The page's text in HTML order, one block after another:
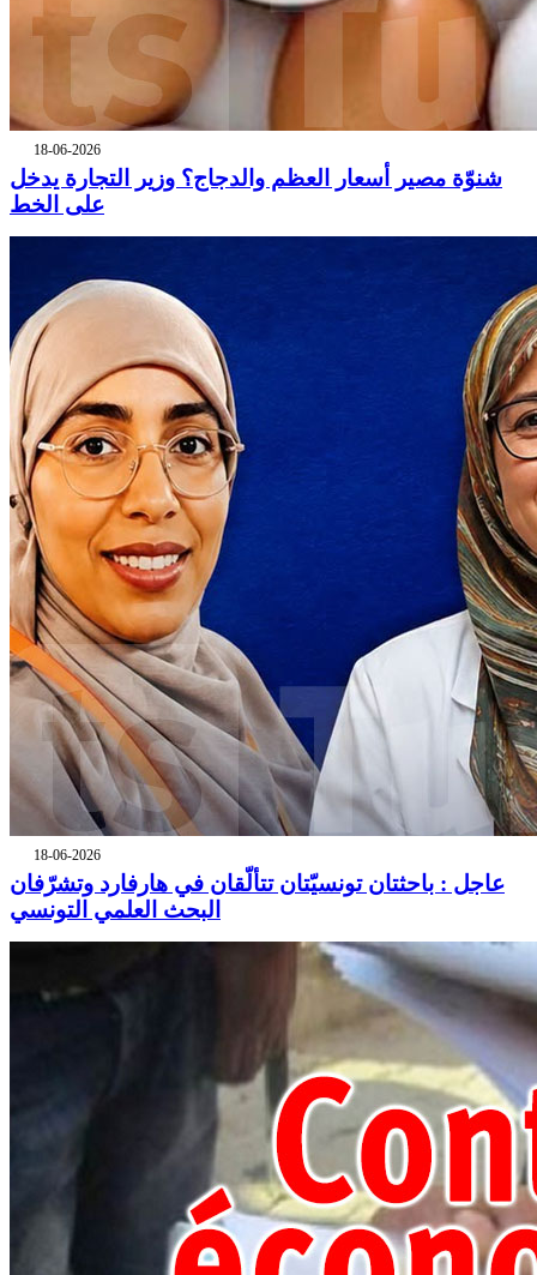
18-06-2026
شنوّة مصير أسعار العظم والدجاج؟ وزير التجارة يدخل
على الخط
18-06-2026
عاجل : باحثتان تونسيّتان تتألّقان في هارفارد وتشرّفان
البحث العلمي التونسي